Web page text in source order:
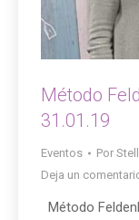
Método
31.01.19
Eventos Por
Deja un
Método